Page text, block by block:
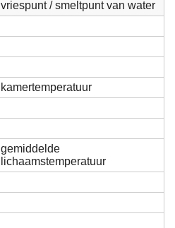
vriespunt / smeltpunt van water
kamertemperatuur
gemiddelde
lichaamstemperatuur